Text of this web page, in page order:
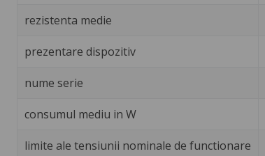
rezistenta medie
prezentare dispozitiv
nume serie
consumul mediu in W
limite ale tensiunii nominale de functionare